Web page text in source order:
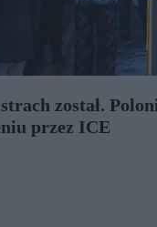
został.
przez ICE